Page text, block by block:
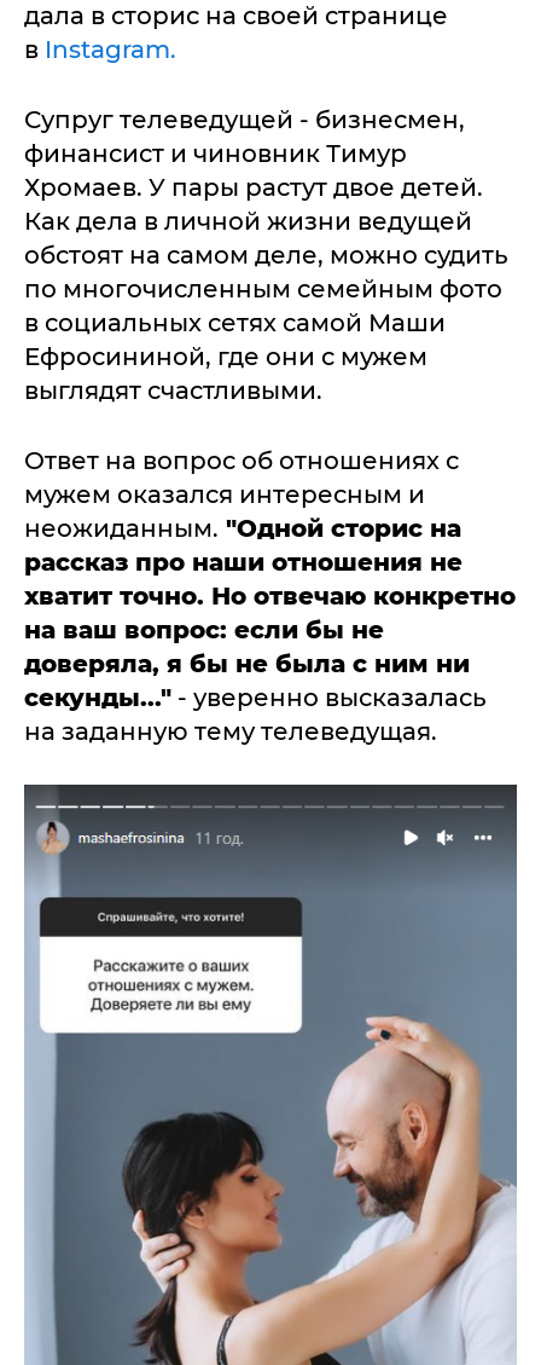
дала в сторис на своей странице
в Instagram.
Супруг телеведущей - бизнесмен,
финансист и чиновник Тимур
Хромаев. У пары растут двое детей.
Как дела в личной жизни ведущей
обстоят на самом деле, можно судить
по многочисленным семейным фото
в социальных сетях самой Маши
Ефросининой, где они с мужем
выглядят счастливыми.
Ответ на вопрос об отношениях с
мужем оказался интересным и
неожиданным. "Одной сторис на
рассказ про наши отношения не
хватит точно. Но отвечаю конкретно
на ваш вопрос: если бы не
доверяла, я бы не была с ним ни
секунды..." - уверенно высказалась
на заданную тему телеведущая.